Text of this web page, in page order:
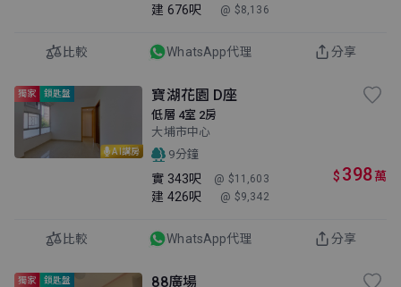
建 676呎 @ $8,136
比較 WhatsApp代理 分享
AI講房
獨家 鎖匙盤 寶湖花園 D座
低層 4室 2房
大埔市中心
9分鐘
實 343呎 @ $11,603
建 426呎 @ $9,342
$ 398萬
比較 WhatsApp代理 分享
獨家 鎖匙盤 88廣場